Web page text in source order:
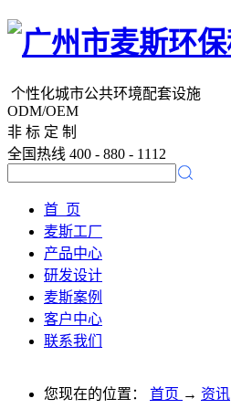
个性化城市公共环境配套设施
ODM/OEM
非 标 定 制
全国热线 400 - 880 - 1112
首 页
麦斯工厂
产品中心
研发设计
麦斯案例
客户中心
联系我们
您现在的位置： 首页 → 资讯